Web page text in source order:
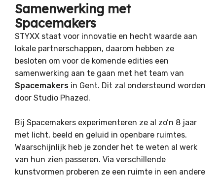
Samenwerking met
Spacemakers
STYXX staat voor innovatie en hecht waarde aan
lokale partnerschappen, daarom hebben ze
besloten om voor de komende edities een
samenwerking aan te gaan met het team van
Spacemakers in Gent. Dit zal ondersteund worden
door Studio Phazed.
Bij Spacemakers experimenteren ze al zo’n 8 jaar
met licht, beeld en geluid in openbare ruimtes.
Waarschijnlijk heb je zonder het te weten al werk
van hun zien passeren. Via verschillende
kunstvormen proberen ze een ruimte in een andere